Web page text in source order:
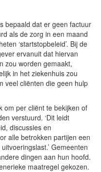
bepaald dat er geen factuur
als de zorg in een maand
‘startstopbeleid’. Bij de
ervanuit dat hiervan
zou worden gemaakt,
in het ziekenhuis zou
veel cliënten die geen hulp
om per cliënt te bekijken of
verstuurd. ‘Dit leidt
discussies en
alle betrokken partijen een
Gemeenten
dingen aan hun hoofd.
maatregel gekozen.